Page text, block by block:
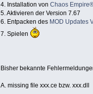
4. Installation von Chaos
5. Aktivieren der Version 7.67
6. Entpacken des MOD Updates
7. Spielen
Bisher bekannte
A. missing file xxx.ce bzw. xxx.dll